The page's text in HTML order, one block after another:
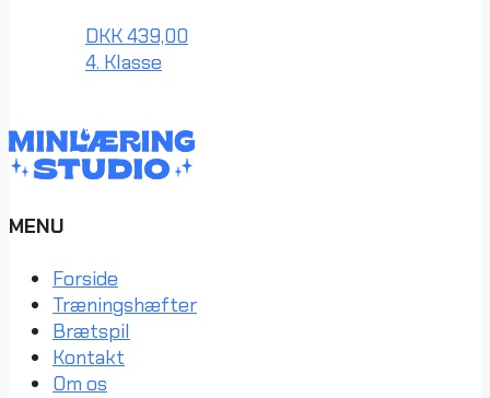
DKK439,00
4. Klasse
MENU
Forside
Træningshæfter
Brætspil
Kontakt
Om os